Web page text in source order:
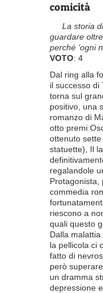
comicità
La storia
guardare
perché ‘ogni
VOTO: 4
Dal ring alla
il successo di
torna sul
positivo, una
romanzo di
otto premi
ottenuto
statuette), Il
regalandole
Protagonista,
commedia
riescono a
quali questo
Dalla malattia
la pellicola ci
fatto di
però
un dramma
depressione